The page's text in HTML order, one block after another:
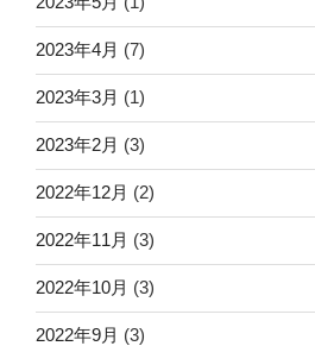
2023年4月 (7)
2023年3月 (1)
2023年2月 (3)
2022年12月 (2)
2022年11月 (3)
2022年10月 (3)
2022年9月 (3)